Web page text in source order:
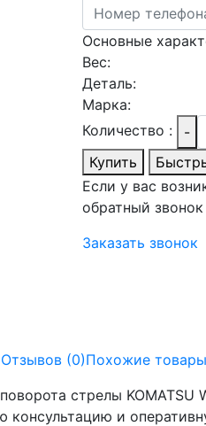
Основные
Вес:
Деталь:
Марка:
Количество :
-
Купить
Если у вас
обратный
Заказать звонок
Отзывов (0)Похожие товары
стрелы
консультацию и